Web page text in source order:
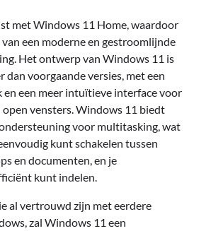
met Windows 11 Home, waardoor
een moderne en gestroomlijnde
Het ontwerp van Windows 11 is
dan voorgaande versies, met een
en een meer intuïtieve interface voor
open vensters. Windows 11 biedt
voor multitasking, wat
kunt schakelen tussen
en documenten, en je
kunt indelen.
al vertrouwd zijn met eerdere
zal Windows 11 een